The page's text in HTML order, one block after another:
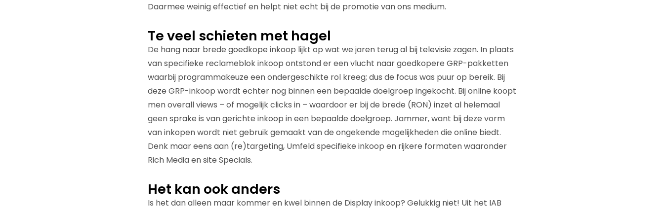
Daarmee weinig effectief en helpt niet echt bij de promotie van ons medium.
Te veel schieten met hagel
De hang naar brede goedkope inkoop lijkt op wat we jaren terug al bij televisie zagen. In plaats
van specifieke reclameblok inkoop ontstond er een vlucht naar goedkopere GRP-pakketten
waarbij programmakeuze een ondergeschikte rol kreeg; dus de focus was puur op bereik. Bij
deze GRP-inkoop wordt echter nog binnen een bepaalde doelgroep ingekocht. Bij online koopt
men overall views – of mogelijk clicks in – waardoor er bij de brede (RON) inzet al helemaal
geen sprake is van gerichte inkoop in een bepaalde doelgroep. Jammer, want bij deze vorm
van inkopen wordt niet gebruik gemaakt van de ongekende mogelijkheden die online biedt.
Denk maar eens aan (re)targeting, Umfeld specifieke inkoop en rijkere formaten waaronder
Rich Media en site Specials.
Het kan ook anders
Is het dan alleen maar kommer en kwel binnen de Display inkoop? Gelukkig niet! Uit het IAB